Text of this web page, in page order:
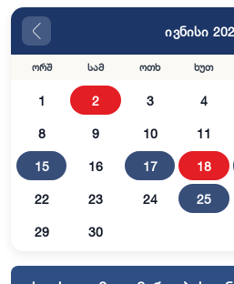
ივნისი
ორშ სამ ოთხ ხუთ
1 2 3 4
8 9 10 11
15 16 17 18
22 23 24 25
29 30